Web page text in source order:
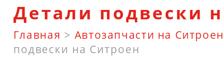
Детали подвески
Главная > Автозапчасти на
подвески на Ситроен